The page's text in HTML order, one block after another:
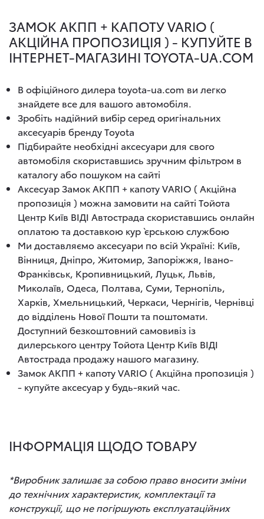
ЗАМОК АКПП + КАПОТУ VARIO (
АКЦІЙНА ПРОПОЗИЦІЯ ) - КУПУЙТЕ В
ІНТЕРНЕТ-МАГАЗИНІ TOYOTA-UA.COM
В офіційного дилера toyota-ua.com ви легко
знайдете все для вашого автомобіля.
Зробіть надійний вибір серед оригінальних
аксесуарів бренду Toyota
Підбирайте необхідні аксесуари для свого
автомобіля скориставшись зручним фільтром в
каталогу або пошуком на сайті
Аксесуар Замок АКПП + капоту VARIO ( Акційна
пропозиція ) можна замовити на сайті Тойота
Центр Київ ВІДІ Автострада скориставшись онлайн
оплатою та доставкою кур`єрською службою
Ми доставляємо аксесуари по всій Україні: Київ,
Вінниця, Дніпро, Житомир, Запоріжжя, Івано-
Франківськ, Кропивницький, Луцьк, Львів,
Миколаїв, Одеса, Полтава, Суми, Тернопіль,
Харків, Хмельницький, Черкаси, Чернігів, Чернівці
до відділень Нової Пошти та поштомати.
Доступний безкоштовний самовивіз із
дилерського центру Тойота Центр Київ ВІДІ
Автострада продажу нашого магазину.
Замок АКПП + капоту VARIO ( Акційна пропозиція )
- купуйте аксесуар у будь-який час.
ІНФОРМАЦІЯ ЩОДО ТОВАРУ
*Виробник залишає за собою право вносити зміни
до технічних характеристик, комплектації та
конструкції, що не погіршують експлуатаційних